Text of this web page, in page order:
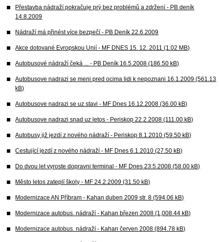
Přestavba nádraží pokračuje prý bez problémů a zdržení - PB deník
14.8.2009
Nádraží má přinést více bezpečí - PB Deník 22.6.2009
Akce dotované Evropskou Unií - MF DNES 15. 12. 2011 (1.02 MB)
Autobusové nádraží čeká ... - PB Deník 16.5.2008 (186.50 kB)
Autobusove nadrazi se meni pred ocima lidi k nepoznani 16.1.2009 (561.13
kB)
Autobusove nadrazi se uz stavi - MF Dnes 16.12.2008 (36.00 kB)
Autobusove nadrazi snad uz letos - Periskop 22.2.2008 (111.00 kB)
Autobusy již jezdí z nového nádraží - Periskop 8.1.2010 (59.50 kB)
Cestující jezdí z nového nádraží - MF Dnes 6.1.2010 (27.50 kB)
Do dvou let vyroste dopravni terminal - MF Dnes 23.5.2008 (58.00 kB)
Město letos zateplí školy - MF 24.2.2009 (31.50 kB)
Modernizace AN Příbram - Kahan duben 2009 str. 8 (594.06 kB)
Modernizace autobus. nádraží - Kahan březen 2008 (1,008.44 kB)
Modernizace autobus. nádraží - Kahan červen 2008 (894.78 kB)